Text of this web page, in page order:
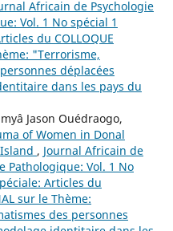
Africain de Psychologie
Vol. 1 No spécial 1
du COLLOQUE
"Terrorisme,
déplacées
dans les pays du
Jason Ouédraogo,
of Women in Donal
, Journal Africain de
Pathologique: Vol. 1 No
Articles du
sur le Thème:
des personnes